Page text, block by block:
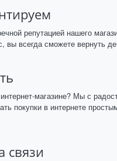
репутацией нашего
вы всегда сможете вернуть
магазине? Мы с
покупки в интернете
связи